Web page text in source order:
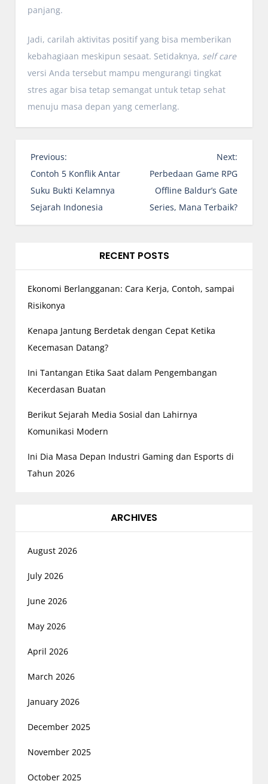
panjang.
Jadi, carilah aktivitas positif yang bisa memberikan
kebahagiaan meskipun sesaat. Setidaknya, self care
versi Anda tersebut mampu mengurangi tingkat
stres agar bisa tetap semangat untuk tetap sehat
menuju masa depan yang cemerlang.
P
o
s
t
n
g
a
i
o
n
Previous:
Contoh 5 Konflik Antar
Suku Bukti Kelamnya
Sejarah Indonesia
Next:
Perbedaan Game RPG
Offline Baldur’s Gate
Series, Mana Terbaik?
RECENT POSTS
Ekonomi Berlangganan: Cara Kerja, Contoh, sampai
Risikonya
Kenapa Jantung Berdetak dengan Cepat Ketika
Kecemasan Datang?
Ini Tantangan Etika Saat dalam Pengembangan
Kecerdasan Buatan
Berikut Sejarah Media Sosial dan Lahirnya
Komunikasi Modern
Ini Dia Masa Depan Industri Gaming dan Esports di
Tahun 2026
ARCHIVES
August 2026
July 2026
June 2026
May 2026
April 2026
March 2026
January 2026
December 2025
November 2025
October 2025